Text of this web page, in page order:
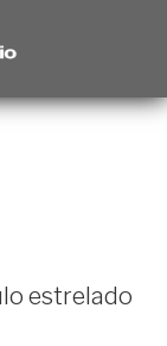
estrelado